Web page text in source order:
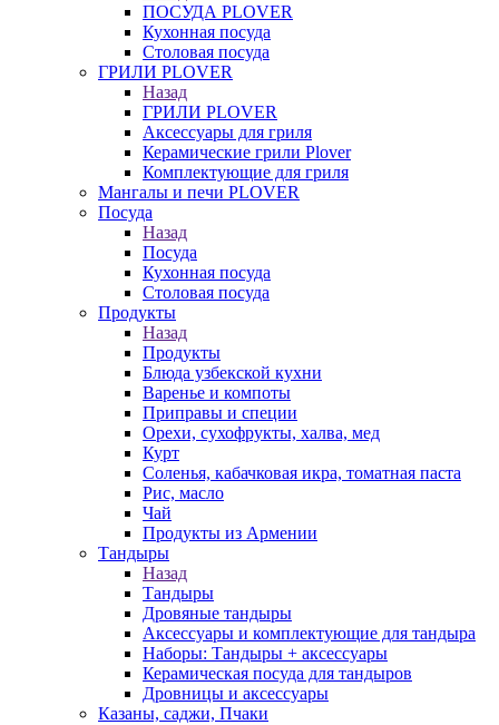
ПОСУДА PLOVER
Кухонная посуда
Столовая посуда
ГРИЛИ PLOVER
Назад
ГРИЛИ PLOVER
Аксессуары для гриля
Керамические грили Plover
Комплектующие для гриля
Мангалы и печи PLOVER
Посуда
Назад
Посуда
Кухонная посуда
Столовая посуда
Продукты
Назад
Продукты
Блюда узбекской кухни
Варенье и компоты
Приправы и специи
Орехи, сухофрукты, халва, мед
Курт
Соленья, кабачковая икра, томатная паста
Рис, масло
Чай
Продукты из Армении
Тандыры
Назад
Тандыры
Дровяные тандыры
Аксессуары и комплектующие для тандыра
Наборы: Тандыры + аксессуары
Керамическая посуда для тандыров
Дровницы и аксессуары
Казаны, саджи, Пчаки